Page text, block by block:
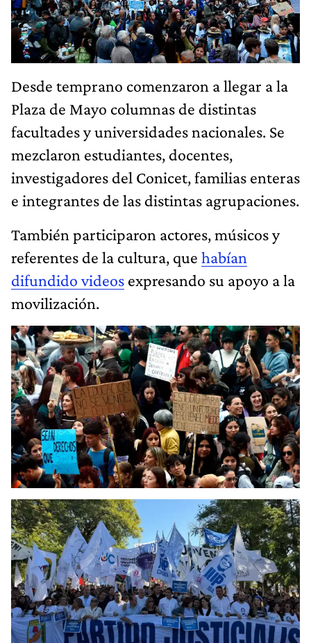
Desde temprano comenzaron a llegar a la
Plaza de Mayo columnas de distintas
facultades y universidades nacionales. Se
mezclaron estudiantes, docentes,
investigadores del Conicet, familias enteras
e integrantes de las distintas agrupaciones.
También participaron actores, músicos y
referentes de la cultura, que habían
difundido videos expresando su apoyo a la
movilización.